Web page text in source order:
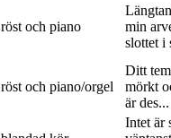
röst och piano
min
slottet i
röst och piano/orgel
Ditt
mörkt
är des...
Intet är